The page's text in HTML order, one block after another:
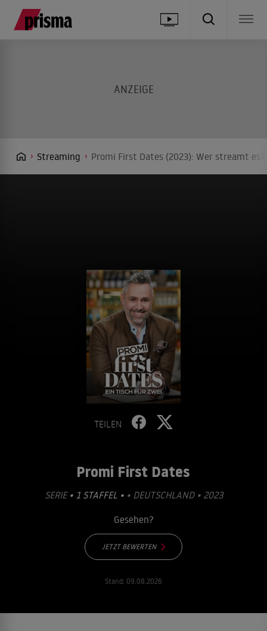
Streaming Promi First Dates (2023): Wer streamt
TEILEN
Promi First Dates
SERIE • 1 STAFFEL •• DEUTSCHLAND • 2023
Gesehen?
JETZT BEWERTEN
Stand: 09.08.2026